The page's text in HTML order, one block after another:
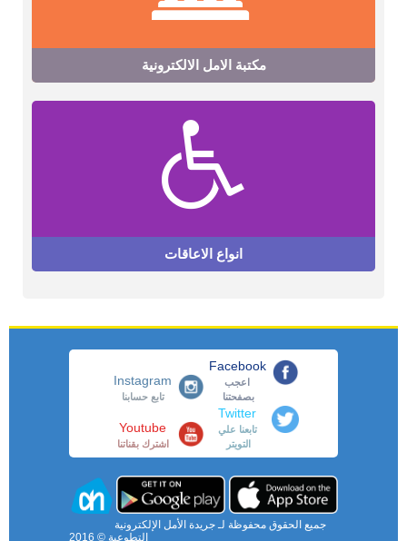
مكتبة الامل الالكترونية
انواع الاعاقات
Facebook
اعجب
بصفحتنا
Instagram
تابع حسابنا
Twitter
تابعنا علي
التويتر
Youtube
اشترك بقناتنا
جميع الحقوق محفوظة لـ جريدة الأمل الإلكترونية
التطوعية © 2016